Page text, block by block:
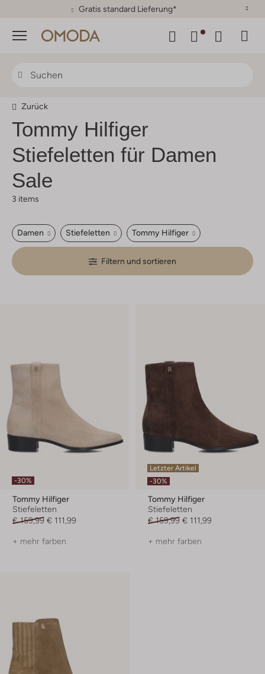
Gratis standard Lieferung*
Menü
Zurück
Tommy Hilfiger
Stiefeletten für Damen
Sale
3 items
Damen Stiefeletten Tommy Hilfiger
Filtern und sortieren
-30%
Tommy Hilfiger
Stiefeletten
€ 159,99 € 111,99
+ mehr farben
Letzter Artikel
-30%
Tommy Hilfiger
Stiefeletten
€ 159,99 € 111,99
+ mehr farben